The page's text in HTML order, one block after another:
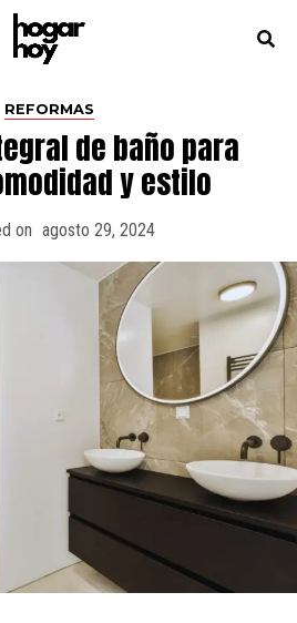
REFORMAS
de baño para
y estilo
on agosto 29, 2024